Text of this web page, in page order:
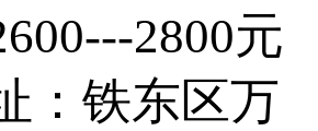
2800元
：铁东区万